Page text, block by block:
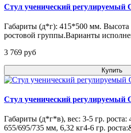
Стул ученический регулируемый
Габариты (д*г): 415*500 мм. Высота
ростовой группы.Варианты
3 769 pуб
Купить
Стул ученический регулируемый
Габариты (д*г*в), вес: 3-5 гр. роста:
655/695/735 мм, 6,32 кг4-6 гр.